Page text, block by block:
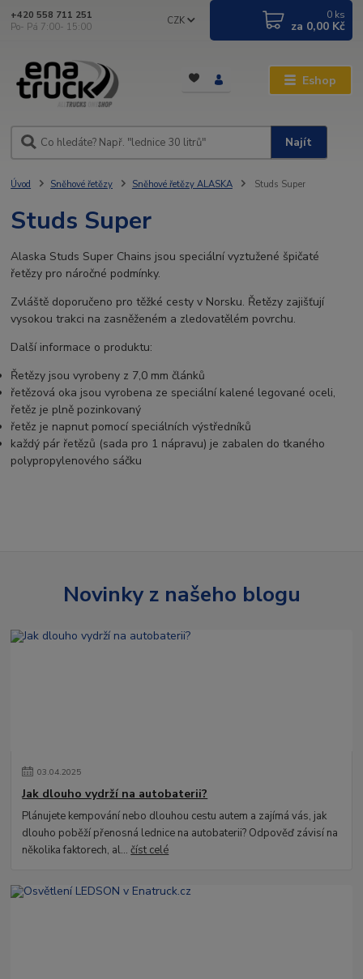
Eshop
CZK
Najít
+420 558 711 251
Po- Pá 7:00- 15:00
0 ks
za 0,00 Kč
Úvod Sněhové řetězy Sněhové řetězy ALASKA Studs Super
Studs Super
Alaska Studs Super Chains jsou speciální vyztužené špičaté
řetězy pro náročné podmínky.
Zvláště doporučeno pro těžké cesty v Norsku. Řetězy zajišťují
vysokou trakci na zasněženém a zledovatělém povrchu.
Další informace o produktu:
Řetězy jsou vyrobeny z 7,0 mm článků
řetězová oka jsou vyrobena ze speciální kalené legované oceli,
řetěz je plně pozinkovaný
řetěz je napnut pomocí speciálních výstředníků
každý pár řetězů (sada pro 1 nápravu) je zabalen do tkaného
polypropylenového sáčku
Novinky z našeho blogu
03.04.2025
Jak dlouho vydrží na autobaterii?
Plánujete kempování nebo dlouhou cestu autem a zajímá vás, jak
dlouho poběží přenosná lednice na autobaterii? Odpověď závisí na
několika faktorech, al...číst celé